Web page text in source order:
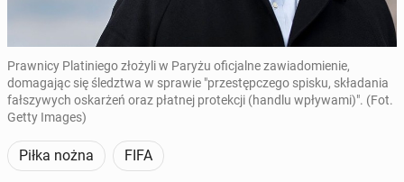
Prawnicy Platiniego złożyli w Paryżu oficjalne zawiadomienie,
domagając się śledztwa w sprawie "przestępczego spisku, składania
fałszywych oskarżeń oraz płatnej protekcji (handlu wpływami)". (Fot.
Getty Images)
Piłka nożna FIFA